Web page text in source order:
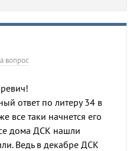
вопрос
ответ по литеру 34 в
все таки начнется его
дома ДСК нашли
Ведь в декабре ДСК